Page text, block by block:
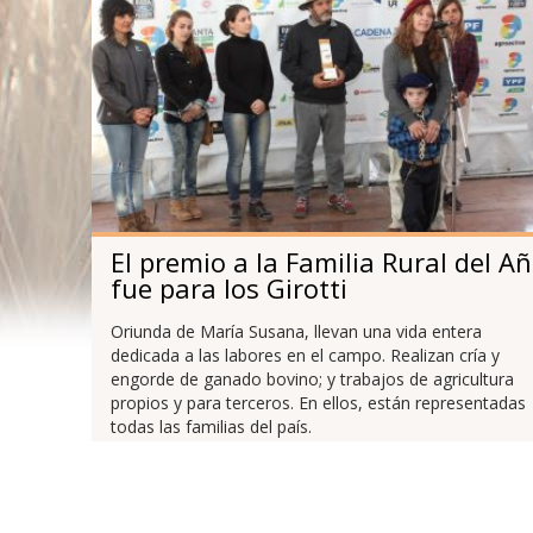
El premio a la Familia Rural del
fue para los Girotti
Oriunda de María Susana, llevan una vida entera
dedicada a las labores en el campo. Realizan cría y
engorde de ganado bovino; y trabajos de agricultura
propios y para terceros. En ellos, están representadas
todas las familias del país.